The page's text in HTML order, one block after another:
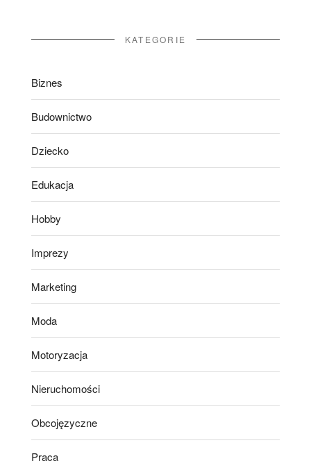
KATEGORIE
Biznes
Budownictwo
Dziecko
Edukacja
Hobby
Imprezy
Marketing
Moda
Motoryzacja
Nieruchomości
Obcojęzyczne
Praca